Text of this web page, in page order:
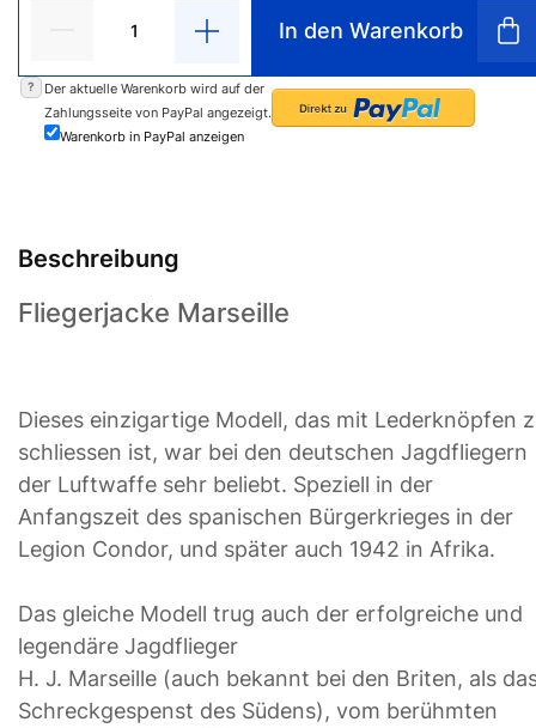
In den Warenkorb
?
Der aktuelle Warenkorb wird auf der
Zahlungsseite von PayPal angezeigt.
Warenkorb in PayPal anzeigen
Beschreibung
Fliegerjacke Marseille
Dieses einzigartige Modell, das mit Lederknöpfen
schliessen ist, war bei den deutschen Jagdfliegern
der Luftwaffe sehr beliebt. Speziell in der
Anfangszeit des spanischen Bürgerkrieges in der
Legion Condor, und später auch 1942 in Afrika.
Das gleiche Modell trug auch der erfolgreiche und
legendäre Jagdflieger
H. J. Marseille (auch bekannt bei den Briten, als
Schreckgespenst des Südens), vom berühmten